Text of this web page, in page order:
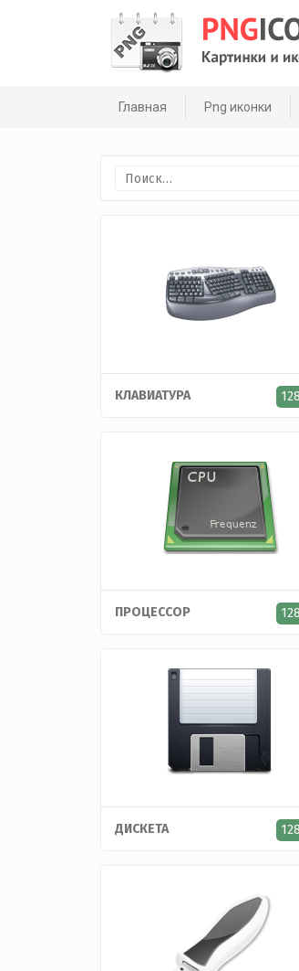
Главная Png иконки
Найти:
КЛАВИАТУРА
ПРОЦЕССОР
ДИСКЕТА